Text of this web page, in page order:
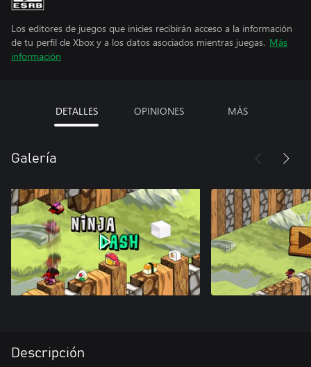
Los editores de juegos que inicies recibirán acceso a la información
de tu perfil de Xbox y a los datos asociados mientras juegas. Más
información
DETALLES OPINIONES MÁS
Galería
Descripción